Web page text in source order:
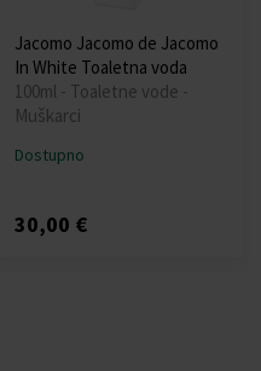
Jacomo Jacomo de Jacomo
In White Toaletna voda
100ml - Toaletne vode -
Muškarci
Dostupno
30,00 €